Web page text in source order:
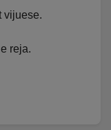
vijuese.
reja.